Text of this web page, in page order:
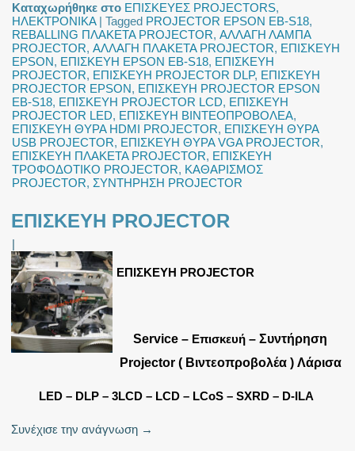
Καταχωρήθηκε στο ΕΠΙΣΚΕΥΕΣ PROJECTORS,
ΗΛΕΚΤΡΟΝΙΚΑ|Tagged PROJECTOR EPSON EB-S18,
REBALLING ΠΛΑΚΕΤΑ PROJECTOR,ΑΛΛΑΓΗ ΛΑΜΠΑ
PROJECTOR,ΑΛΛΑΓΗ ΠΛΑΚΕΤΑ PROJECTOR, ΕΠΙΣΚΕΥΗ
EPSON, ΕΠΙΣΚΕΥΗ EPSON EB-S18, ΕΠΙΣΚΕΥΗ
PROJECTOR, ΕΠΙΣΚΕΥΗ PROJECTOR DLP, ΕΠΙΣΚΕΥΗ
PROJECTOR EPSON, ΕΠΙΣΚΕΥΗ PROJECTOR EPSON
EB-S18, ΕΠΙΣΚΕΥΗ PROJECTOR LCD, ΕΠΙΣΚΕΥΗ
PROJECTOR LED, ΕΠΙΣΚΕΥΗ ΒΙΝΤΕΟΠΡΟΒΟΛΕΑ,
ΕΠΙΣΚΕΥΗ ΘΥΡΑ HDMI PROJECTOR, ΕΠΙΣΚΕΥΗ ΘΥΡΑ
USB PROJECTOR, ΕΠΙΣΚΕΥΗ ΘΥΡΑ VGA PROJECTOR,
ΕΠΙΣΚΕΥΗ ΠΛΑΚΕΤΑ PROJECTOR, ΕΠΙΣΚΕΥΗ
ΤΡΟΦΟΔΟΤΙΚΟ PROJECTOR, ΚΑΘΑΡΙΣΜΟΣ
PROJECTOR, ΣΥΝΤΗΡΗΣΗ PROJECTOR
ΕΠΙΣΚΕΥΗ PROJECTOR
|
ΕΠΙΣΚΕΥΗ PROJECTOR
Service – Επισκευή – Συντήρηση
Projector ( Βιντεοπροβολέα ) Λάρισα
LED – DLP – 3LCD – LCD – LCoS – SXRD – D-ILA
Συνέχισε την ανάγνωση →